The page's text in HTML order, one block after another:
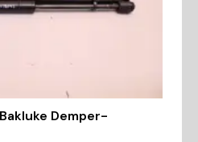
Demper-